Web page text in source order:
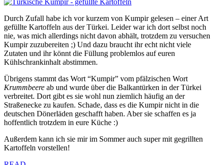
Durch Zufall habe ich vor kurzem von Kumpir gelesen – einer Art
gefüllte Kartoffeln aus der Türkei. Leider war ich dort selbst noch
nie, was mich allerdings nicht davon abhält, trotzdem zu versuchen
Kumpir zuzubereiten ;) Und dazu braucht ihr echt nicht viele
Zutaten und ihr könnt die Füllung problemlos auf euren
Kühlschrankinhalt abstimmen.
Übrigens stammt das Wort “Kumpir” vom pfälzischen Wort
Krummbeere ab und wurde über die Balkantürken in der Türkei
verbreitet. Dort gibt es sie wohl nun ziemlich häufig an der
Straßenecke zu kaufen. Schade, dass es die Kumpir nicht in die
deutschen Dönerläden geschafft haben. Aber sie schaffen es ja
hoffentlich trotzdem in eure Küche :)
Außerdem kann ich sie mir im Sommer auch super mit gegrillten
Kartoffeln vorstellen!